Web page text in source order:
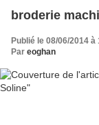
broderie
Publié le 08/06/2014 à
Par eoghan